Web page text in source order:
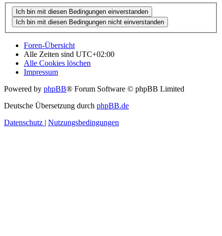
Foren-Übersicht
Alle Zeiten sind UTC+02:00
Alle Cookies löschen
Impressum
Powered by phpBB® Forum Software © phpBB Limited
Deutsche Übersetzung durch phpBB.de
Datenschutz | Nutzungsbedingungen